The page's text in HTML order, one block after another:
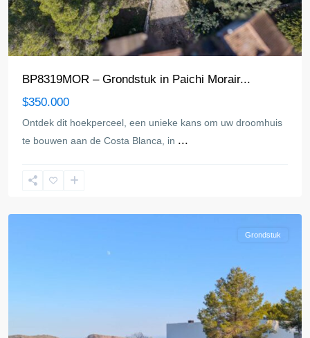
BP8319MOR – Grondstuk in Paichi Morair...
$350.000
Ontdek dit hoekperceel, een unieke kans om uw droomhuis
te bouwen aan de Costa Blanca, in ...
Grondstuk